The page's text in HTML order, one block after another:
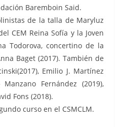
Baremboin Said.
de la talla de Maryluz
CEM Reina Sofía y la Joven
Todorova, concertino de la
Baget (2017). También de
Emilio J. Martínez
Fernández (2019),
Fons (2018).
curso en el CSMCLM.